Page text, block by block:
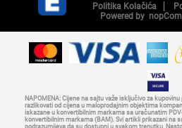
Politika Kolačića
Powered by
NAPOMENA: Cijene na sajtu važe isključivo za
razlikovati od cijena u maloprodajnim objektima
iskazane u konvertibilnim markama sa uračunatim
konvertibilnim markama (BAM). Svi artikli prikazani na
podrazumijeva da su dostupni u svakom trenutku.